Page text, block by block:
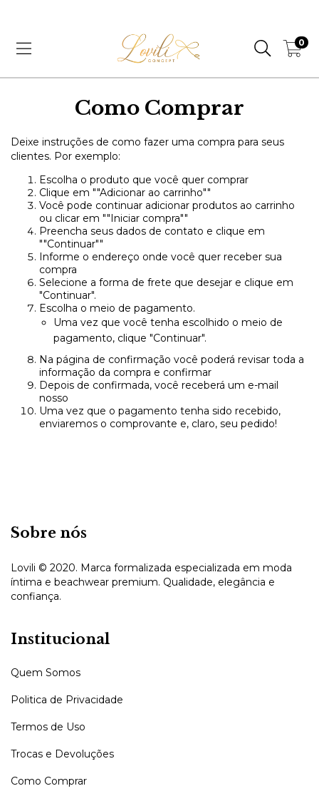
0
Como Comprar
Deixe instruções de como fazer uma compra para seus
clientes. Por exemplo:
Escolha o produto que você quer comprar
Clique em ""Adicionar ao carrinho""
Você pode continuar adicionar produtos ao carrinho
ou clicar em ""Iniciar compra""
Preencha seus dados de contato e clique em
""Continuar""
Informe o endereço onde você quer receber sua
compra
Selecione a forma de frete que desejar e clique em
"Continuar".
Escolha o meio de pagamento.
Uma vez que você tenha escolhido o meio de
pagamento, clique "Continuar".
Na página de confirmação você poderá revisar toda a
informação da compra e confirmar
Depois de confirmada, você receberá um e-mail
nosso
Uma vez que o pagamento tenha sido recebido,
enviaremos o comprovante e, claro, seu pedido!
Sobre nós
Lovili © 2020. Marca formalizada especializada em moda
íntima e beachwear premium. Qualidade, elegância e
confiança.
Institucional
Quem Somos
Politica de Privacidade
Termos de Uso
Trocas e Devoluções
Como Comprar